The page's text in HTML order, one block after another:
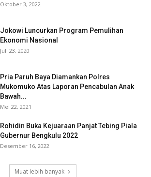
Oktober 3, 2022
Jokowi Luncurkan Program Pemulihan
Ekonomi Nasional
Juli 23, 2020
Pria Paruh Baya Diamankan Polres
Mukomuko Atas Laporan Pencabulan Anak
Bawah...
Mei 22, 2021
Rohidin Buka Kejuaraan Panjat Tebing Piala
Gubernur Bengkulu 2022
Desember 16, 2022
Muat lebih banyak